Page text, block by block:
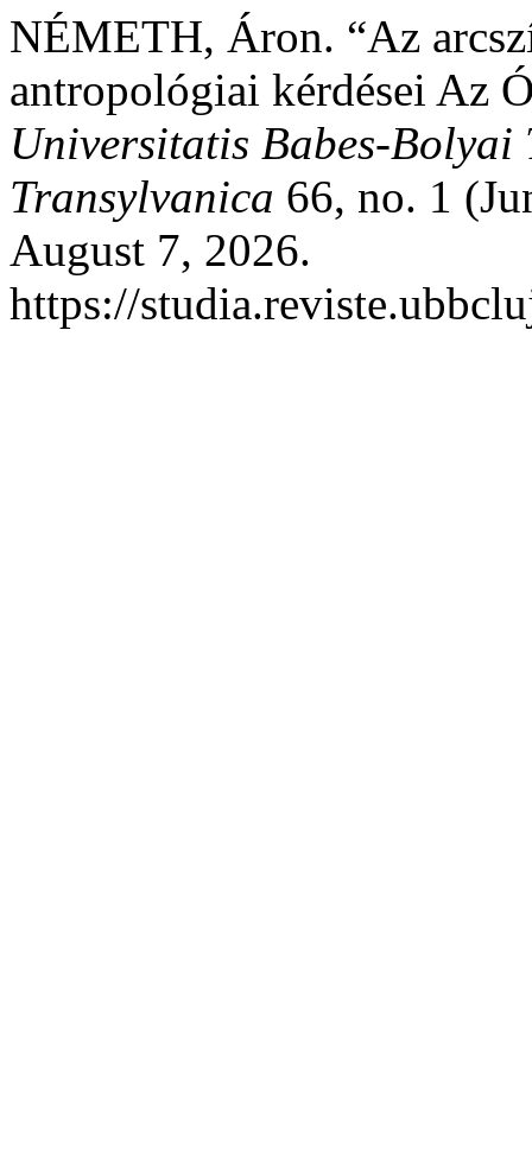
NÉMETH, Áron. “Az
antropológiai kérdései Az
Universitatis Babes-Bolyai
Transylvanica 66, no. 1
August 7, 2026.
https://